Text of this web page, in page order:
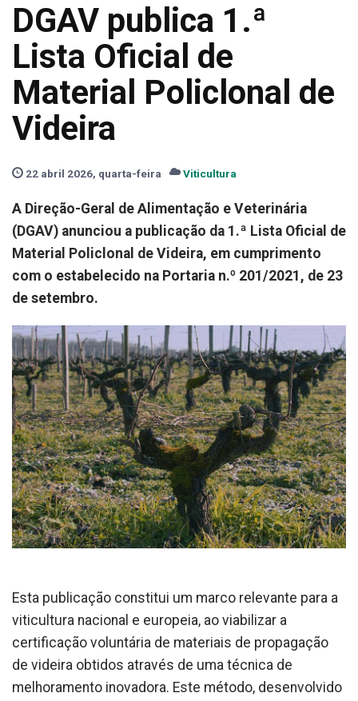
DGAV publica 1.ª
Lista Oficial de
Material Policlonal de
Videira
22 abril 2026, quarta-feira Viticultura
A Direção-Geral de Alimentação e Veterinária
(DGAV) anunciou a publicação da 1.ª Lista Oficial de
Material Policlonal de Videira, em cumprimento
com o estabelecido na Portaria n.º 201/2021, de 23
de setembro.
Esta publicação constitui um marco relevante para a
viticultura nacional e europeia, ao viabilizar a
certificação voluntária de materiais de propagação
de videira obtidos através de uma técnica de
melhoramento inovadora. Este método, desenvolvido